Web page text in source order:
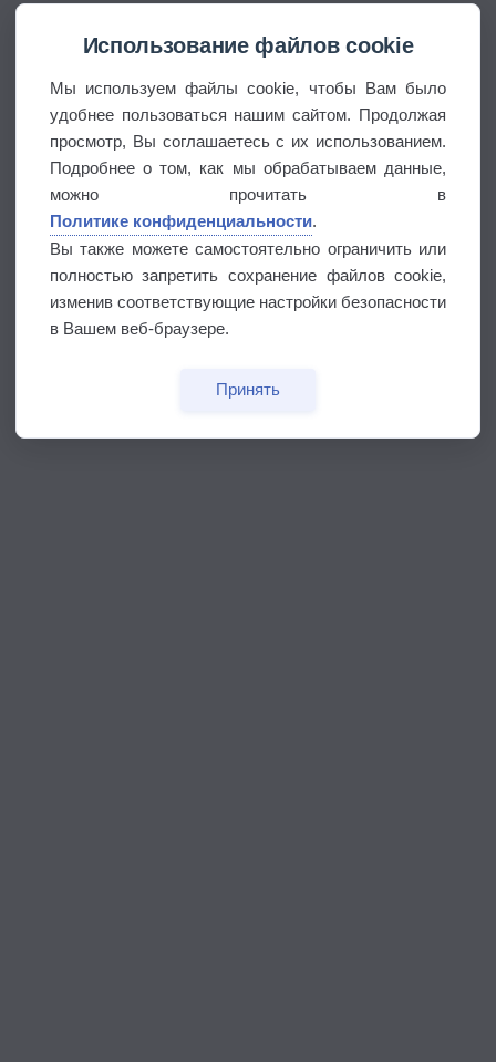
Использование файлов cookie
Мы используем файлы cookie, чтобы Вам было
удобнее пользоваться нашим сайтом. Продолжая
просмотр, Вы соглашаетесь с их использованием.
Подробнее о том, как мы обрабатываем данные,
можно прочитать в
Политике конфиденциальности.
Вы также можете самостоятельно ограничить или
полностью запретить сохранение файлов cookie,
изменив соответствующие настройки безопасности
в Вашем веб-браузере.
Принять